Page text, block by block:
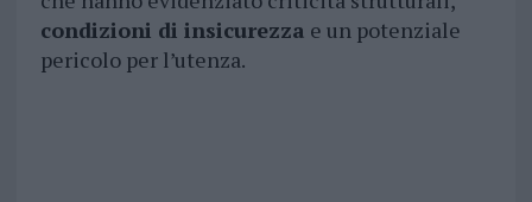
condizioni di insicurezza e un potenziale
pericolo per l’utenza.